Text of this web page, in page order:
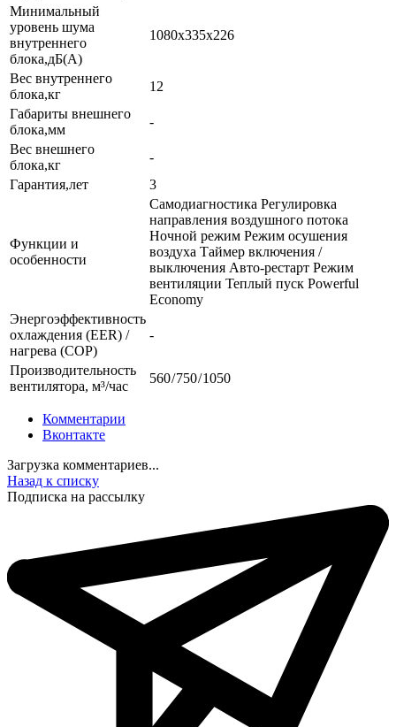
Минимальный
уровень шума
внутреннего
блока,дБ(А)
1080x335x226
Вес внутреннего
блока,кг
12
Габариты внешнего
блока,мм
-
Вес внешнего
блока,кг
-
Гарантия,лет
3
Функции и
особенности
Самодиагностика Регулировка
направления воздушного потока
Ночной режим Режим осушения
воздуха Таймер включения /
выключения Авто-рестарт Режим
вентиляции Теплый пуск Powerful
Economy
Энергоэффективность
охлаждения (EER) /
нагрева (COP)
-
Производительность
вентилятора, м³/час
560 / 750 / 1050
Комментарии
Вконтакте
Загрузка комментариев...
Назад к списку
Подписка на рассылку